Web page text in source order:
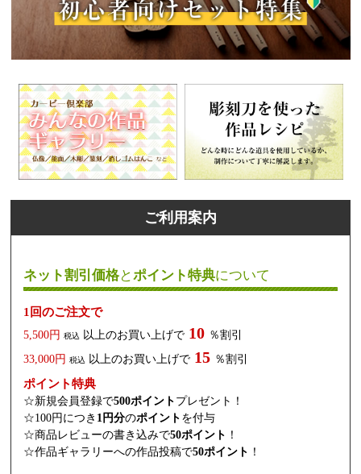
ご利用案内
ネット割引価格とポイント特典について
1回のご注文で
5,500円 税込 以上のお買い上げで 10 ％割引
33,000円 税込 以上のお買い上げで 15 ％割引
ポイント特典
☆新規会員登録で500ポイント プレゼント！
☆100円につき 1円分のポイント を付与
☆商品レビューの書き込みで50ポイント ！
☆作品ギャラリーへの作品投稿で50ポイント ！